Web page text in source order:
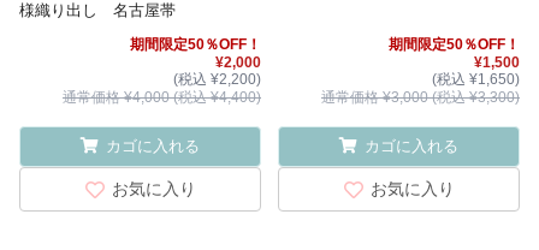
様織り出し 名古屋帯
期間限定50％OFF！
¥2,000
(税込 ¥2,200)
通常価格 ¥4,000 (税込 ¥4,400)
カゴに入れる
お気に入り
期間限定50％OFF！
¥1,500
(税込 ¥1,650)
通常価格 ¥3,000 (税込 ¥3,300)
カゴに入れる
お気に入り